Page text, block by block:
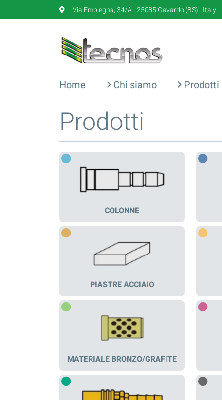
Via Emblegna, 34/A - 25085 Gavardo (BS) - Italy
Home Chi siamo Prodotti
Prodotti
COLONNE
PIASTRE ACCIAIO
MATERIALE BRONZO/GRAFITE